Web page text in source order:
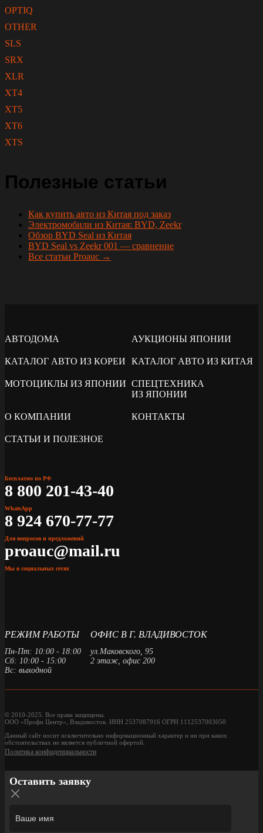
OPTIQ
OTHER
SLS
SRX
XLR
XT4
XT5
XT6
XTS
Полезные статьи
Как купить авто из Китая под заказ
Электромобили из Китая: BYD, Zeekr
Обзор BYD Seal из Китая
BYD Seal vs Zeekr 001 — сравнение
Все статьи Proauc →
АВТОДОМА АУКЦИОНЫ ЯПОНИИ
КАТАЛОГ АВТО ИЗ КОРЕИ КАТАЛОГ АВТО ИЗ КИТАЯ
МОТОЦИКЛЫ ИЗ ЯПОНИИ СПЕЦТЕХНИКА
ИЗ ЯПОНИИ
О КОМПАНИИ КОНТАКТЫ
СТАТЬИ И ПОЛЕЗНОЕ
Бесплатно по РФ
8 800 201-43-40
WhatsApp
8 924 670-77-77
Для вопросов и предложений
proauc@mail.ru
Мы в социальных сетях
РЕЖИМ РАБОТЫ
Пн-Пт: 10:00 - 18:00
Сб: 10:00 - 15:00
Вс: выходной
ОФИС В Г. ВЛАДИВОСТОК
ул.Маковского, 95
2 этаж, офис 200
© 2010-2025. Все права защищены.
ООО «Профи Центр», Владивосток. ИНН 2537087916 ОГРН 1112537003050
Данный сайт носит исключительно информационный характер и ни при каких
обстоятельствах не является публичной офертой.
Политика конфиденциальности
Оставить заявку